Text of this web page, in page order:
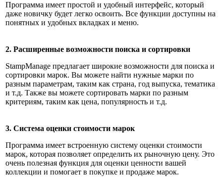
Программа имеет простой и удобный интерфейс, который
даже новичку будет легко освоить. Все функции доступны на
понятных и удобных вкладках и меню.
2. Расширенные возможности поиска и сортировки
StampManage предлагает широкие возможности для поиска и
сортировки марок. Вы можете найти нужные марки по
разным параметрам, таким как страна, год выпуска, тематика
и т.д. Также вы можете сортировать марки по разным
критериям, таким как цена, популярность и т.д.
3. Система оценки стоимости марок
Программа имеет встроенную систему оценки стоимости
марок, которая позволяет определить их рыночную цену. Это
очень полезная функция для оценки ценности вашей
коллекции и помогает в покупке и продаже марок.